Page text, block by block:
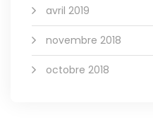
avril 2019
novembre 2018
octobre 2018